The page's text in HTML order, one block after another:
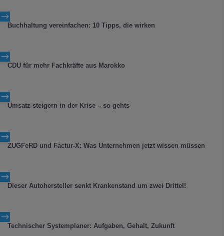
$
Buchhaltung vereinfachen: 10 Tipps, die wirken
$
CDU für mehr Fachkräfte aus Marokko
$
Umsatz steigern in der Krise – so gehts
$
ZUGFeRD und Factur-X: Was Unternehmen jetzt wissen müssen
$
Dieser Autohersteller senkt Krankenstand um zwei Drittel!
$
Technischer Systemplaner: Aufgaben, Gehalt, Zukunft